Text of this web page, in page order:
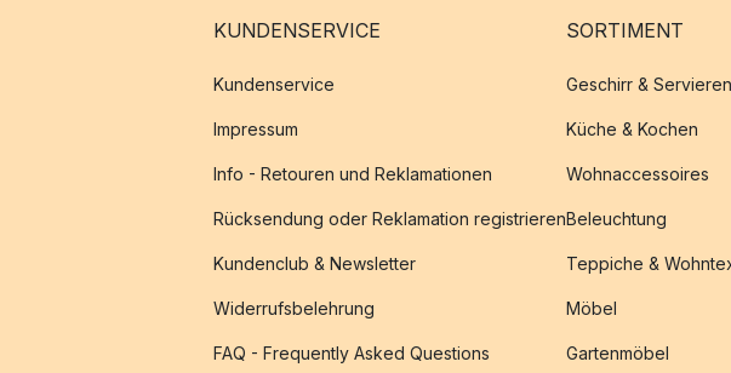
KUNDENSERVICE
Kundenservice
Impressum
Info - Retouren und Reklamationen
Rücksendung oder Reklamation registrieren
Kundenclub & Newsletter
Widerrufsbelehrung
FAQ - Frequently Asked Questions
SORTIMENT
Geschirr & Servieren
Küche & Kochen
Wohnaccessoires
Beleuchtung
Teppiche &
Möbel
Gartenmöbel